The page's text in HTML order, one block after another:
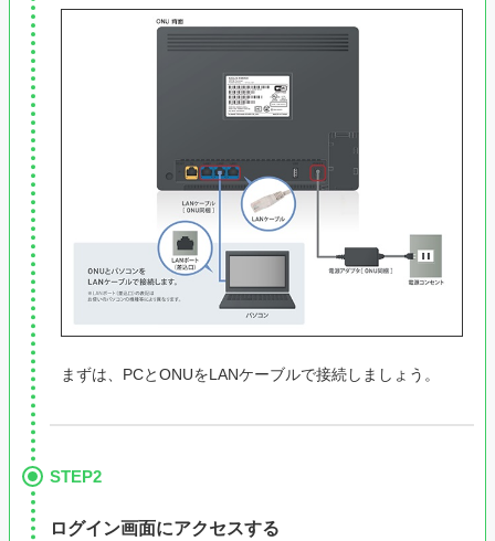
まずは、PCとONUをLANケーブルで接続しましょう。
STEP2
ログイン画面にアクセスする